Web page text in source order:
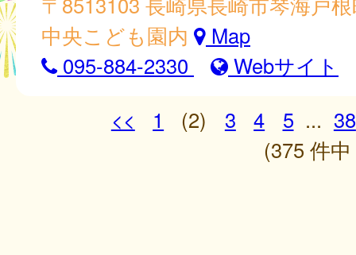
中央こども園内
Map
095-884-2330
Webサイト
<<
1 (2) 3 4 5 ... 38
(375 件